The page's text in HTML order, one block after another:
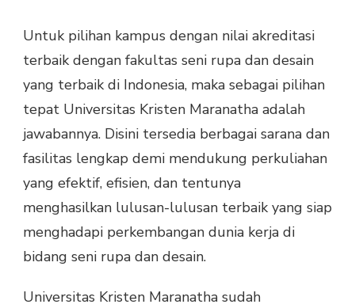
Untuk pilihan kampus dengan nilai akreditasi
terbaik dengan fakultas seni rupa dan desain
yang terbaik di Indonesia, maka sebagai pilihan
tepat Universitas Kristen Maranatha adalah
jawabannya. Disini tersedia berbagai sarana dan
fasilitas lengkap demi mendukung perkuliahan
yang efektif, efisien, dan tentunya
menghasilkan lulusan-lulusan terbaik yang siap
menghadapi perkembangan dunia kerja di
bidang seni rupa dan desain.
Universitas Kristen Maranatha sudah